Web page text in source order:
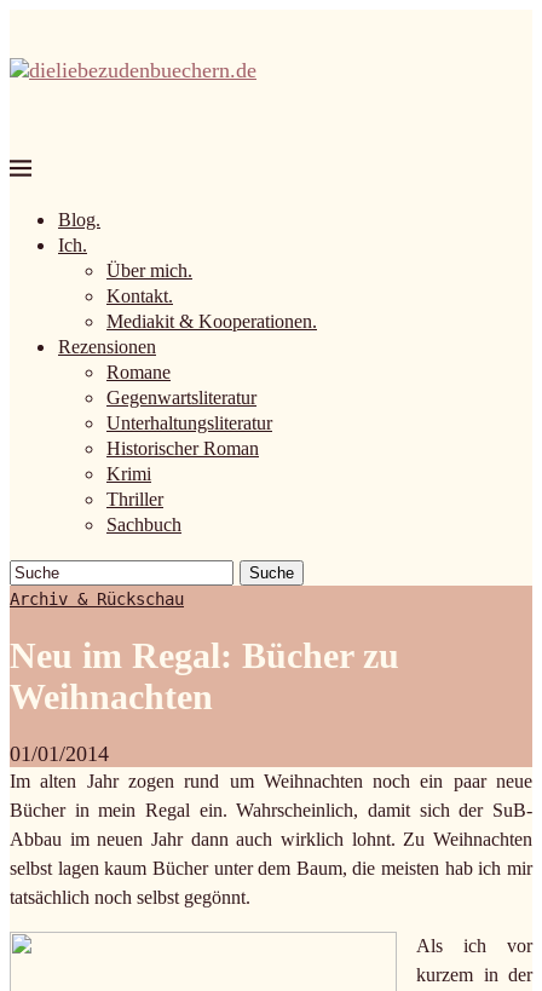
Blog.
Ich.
Über mich.
Kontakt.
Mediakit & Kooperationen.
Rezensionen
Romane
Gegenwartsliteratur
Unterhaltungsliteratur
Historischer Roman
Krimi
Thriller
Sachbuch
Suche
Archiv & Rückschau
Neu im Regal: Bücher zu
Weihnachten
01/01/2014
Im alten Jahr zogen rund um Weihnachten noch ein paar neue
Bücher in mein Regal ein. Wahrscheinlich, damit sich der SuB-
Abbau im neuen Jahr dann auch wirklich lohnt. Zu Weihnachten
selbst lagen kaum Bücher unter dem Baum, die meisten hab ich mir
tatsächlich noch selbst gegönnt.
Als ich vor
kurzem in der